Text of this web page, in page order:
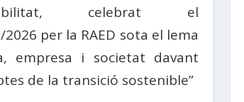
celebrat el
per la RAED sota el lema
empresa i societat davant
de la transició sostenible”